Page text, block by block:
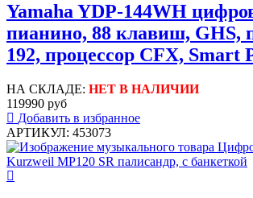
Yamaha YDP-144WH
пианино, 88 клавиш, GHS,
192, процессор CFX, Smart
НА СКЛАДЕ: НЕТ В НАЛИЧИИ
119990 руб
Добавить в избранное
АРТИКУЛ: 453073